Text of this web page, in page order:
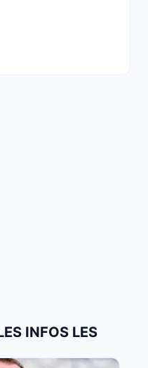
INFOS LES